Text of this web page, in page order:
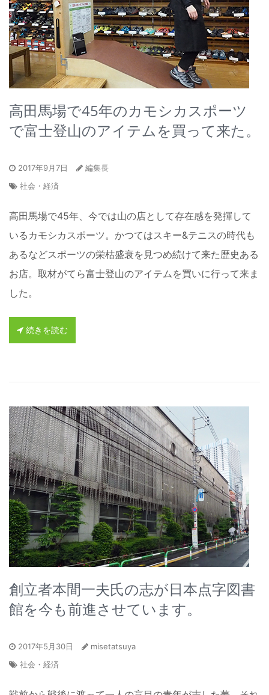
高田馬場で45年のカモシカスポーツ
で富士登山のアイテムを買って来た。
2017年9月7日
編集長
社会・経済
高田馬場で45年、今では山の店として存在感を発揮して
いるカモシカスポーツ。かつてはスキー&テニスの時代も
あるなどスポーツの栄枯盛衰を見つめ続けて来た歴史ある
お店。取材がてら富士登山のアイテムを買いに行って来ま
した。
続きを読む
創立者本間一夫氏の志が日本点字図書
館を今も前進させています。
2017年5月30日
misetatsuya
社会・経済